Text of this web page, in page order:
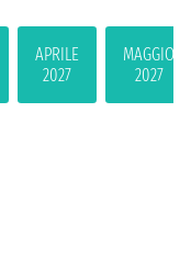
APRILE
2027
MAGGIO
2027